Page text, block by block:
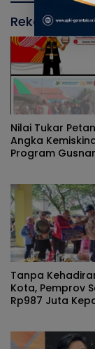
Nilai Tukar
Angka
Program
Tanpa
Kota, Pemprov
Rp987 Juta